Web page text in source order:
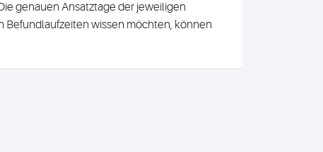
genauen Ansatztage der jeweiligen
Befundlaufzeiten wissen möchten, können